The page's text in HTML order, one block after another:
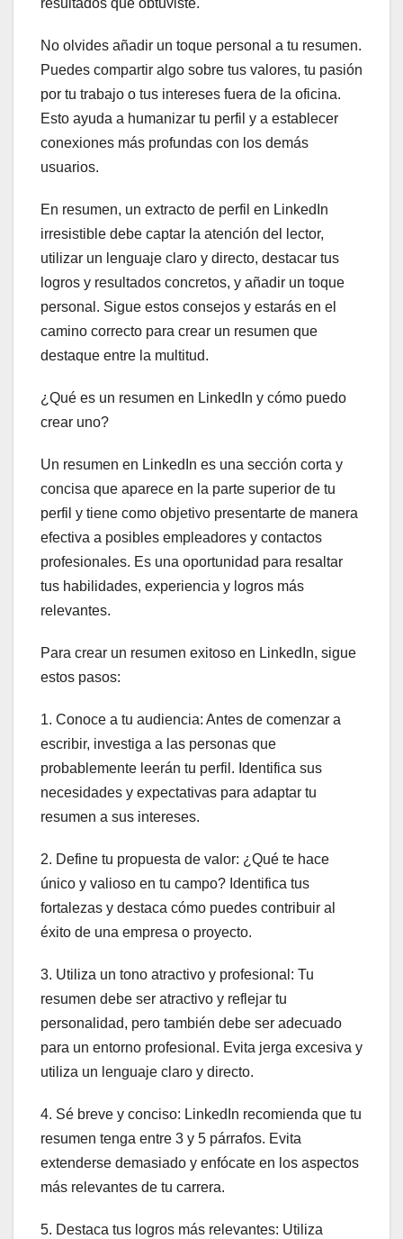
resultados que obtuviste.
No olvides añadir un toque personal a tu resumen.
Puedes compartir algo sobre tus valores, tu pasión
por tu trabajo o tus intereses fuera de la oficina.
Esto ayuda a humanizar tu perfil y a establecer
conexiones más profundas con los demás
usuarios.
En resumen, un extracto de perfil en LinkedIn
irresistible debe captar la atención del lector,
utilizar un lenguaje claro y directo, destacar tus
logros y resultados concretos, y añadir un toque
personal. Sigue estos consejos y estarás en el
camino correcto para crear un resumen que
destaque entre la multitud.
¿Qué es un resumen en LinkedIn y cómo puedo
crear uno?
Un resumen en LinkedIn es una sección corta y
concisa que aparece en la parte superior de tu
perfil y tiene como objetivo presentarte de manera
efectiva a posibles empleadores y contactos
profesionales. Es una oportunidad para resaltar
tus habilidades, experiencia y logros más
relevantes.
Para crear un resumen exitoso en LinkedIn, sigue
estos pasos:
1. Conoce a tu audiencia: Antes de comenzar a
escribir, investiga a las personas que
probablemente leerán tu perfil. Identifica sus
necesidades y expectativas para adaptar tu
resumen a sus intereses.
2. Define tu propuesta de valor: ¿Qué te hace
único y valioso en tu campo? Identifica tus
fortalezas y destaca cómo puedes contribuir al
éxito de una empresa o proyecto.
3. Utiliza un tono atractivo y profesional: Tu
resumen debe ser atractivo y reflejar tu
personalidad, pero también debe ser adecuado
para un entorno profesional. Evita jerga excesiva y
utiliza un lenguaje claro y directo.
4. Sé breve y conciso: LinkedIn recomienda que tu
resumen tenga entre 3 y 5 párrafos. Evita
extenderse demasiado y enfócate en los aspectos
más relevantes de tu carrera.
5. Destaca tus logros más relevantes: Utiliza